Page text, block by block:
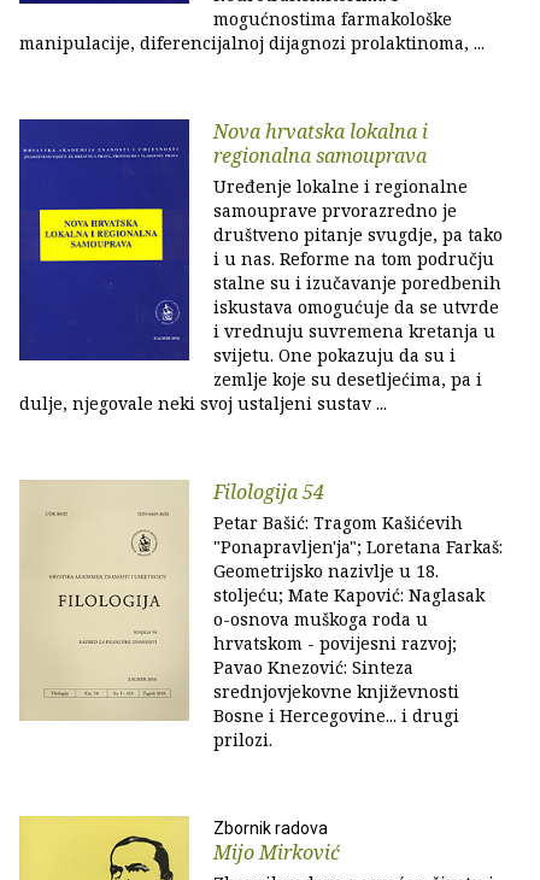
mogućnostima farmakološke
manipulacije, diferencijalnoj dijagnozi prolaktinoma, ...
Nova hrvatska lokalna i
regionalna samouprava
Uređenje lokalne i regionalne
samouprave prvorazredno je
društveno pitanje svugdje, pa tako
i u nas. Reforme na tom području
stalne su i izučavanje poredbenih
iskustava omogućuje da se utvrde
i vrednuju suvremena kretanja u
svijetu. One pokazuju da su i
zemlje koje su desetljećima, pa i
dulje, njegovale neki svoj ustaljeni sustav ...
Filologija 54
Petar Bašić: Tragom Kašićevih
"Ponapravljen'ja"; Loretana Farkaš:
Geometrijsko nazivlje u 18.
stoljeću; Mate Kapović: Naglasak
o-osnova muškoga roda u
hrvatskom - povijesni razvoj;
Pavao Knezović: Sinteza
srednjovjekovne književnosti
Bosne i Hercegovine... i drugi
prilozi.
Zbornik radova
Mijo Mirković